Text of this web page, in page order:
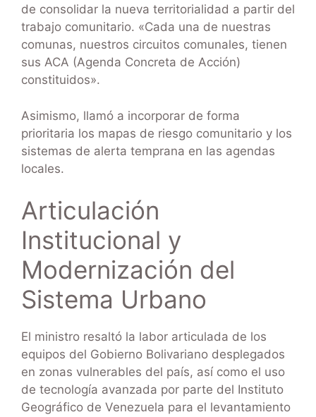
de consolidar la nueva territorialidad a partir del
trabajo comunitario. «Cada una de nuestras
comunas, nuestros circuitos comunales, tienen
sus ACA (Agenda Concreta de Acción)
constituidos».
Asimismo, llamó a incorporar de forma
prioritaria los mapas de riesgo comunitario y los
sistemas de alerta temprana en las agendas
locales.
Articulación
Institucional y
Modernización del
Sistema Urbano
El ministro resaltó la labor articulada de los
equipos del Gobierno Bolivariano desplegados
en zonas vulnerables del país, así como el uso
de tecnología avanzada por parte del Instituto
Geográfico de Venezuela para el levantamiento